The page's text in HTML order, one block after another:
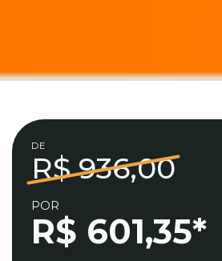
DE
R$ 936,00
POR
R$ 601,35*